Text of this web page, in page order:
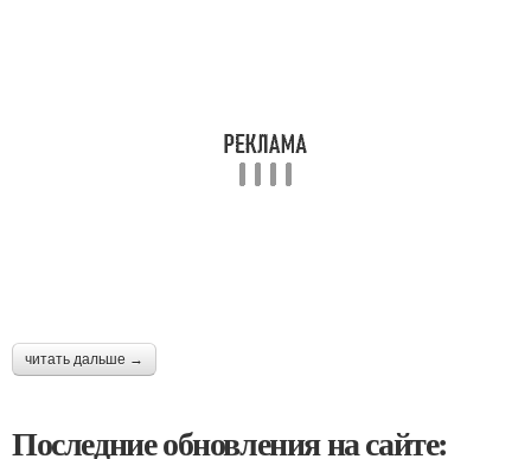
читать дальше →
Последние обновления на сайте: